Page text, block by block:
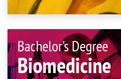
Bachelor's Degree
Biomedicine